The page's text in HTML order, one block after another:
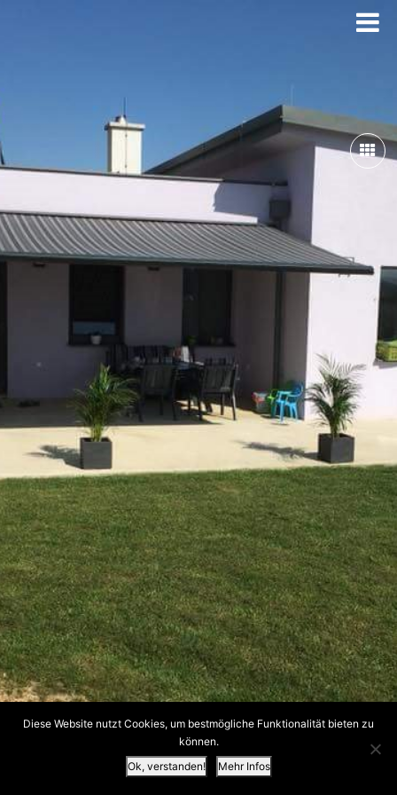
Diese Website nutzt Cookies, um bestmögliche Funktionalität bieten zu
können.
Ok, verstanden!
Mehr Infos